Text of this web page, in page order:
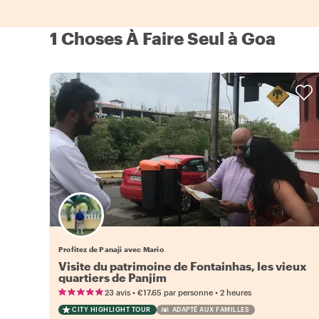
1 Choses À Faire Seul à Goa
Profitez de Panaji avec Mario
Visite du patrimoine de Fontainhas, les vieux
quartiers de Panjim
23 avis • €17.65 par personne • 2 heures
CITY HIGHLIGHT TOUR ADAPTÉ AUX FAMILLES